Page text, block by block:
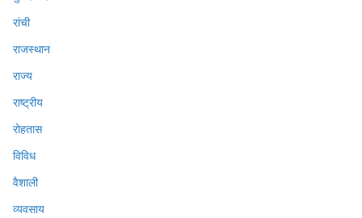
रांची
राजस्थान
राज्य
राष्ट्रीय
रोहतास
विविध
वैशाली
व्यवसाय